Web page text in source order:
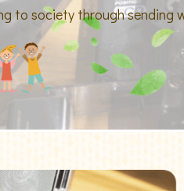
to society through sending